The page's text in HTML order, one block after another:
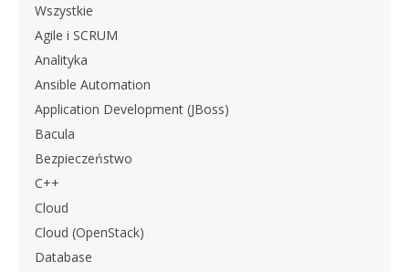
Wszystkie
Agile i SCRUM
Analityka
Ansible Automation
Application Development (JBoss)
Bacula
Bezpieczeństwo
C++
Cloud
Cloud (OpenStack)
Database